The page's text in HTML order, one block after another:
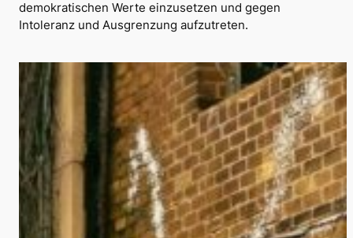
demokratischen Werte einzusetzen und gegen
Intoleranz und Ausgrenzung aufzutreten.